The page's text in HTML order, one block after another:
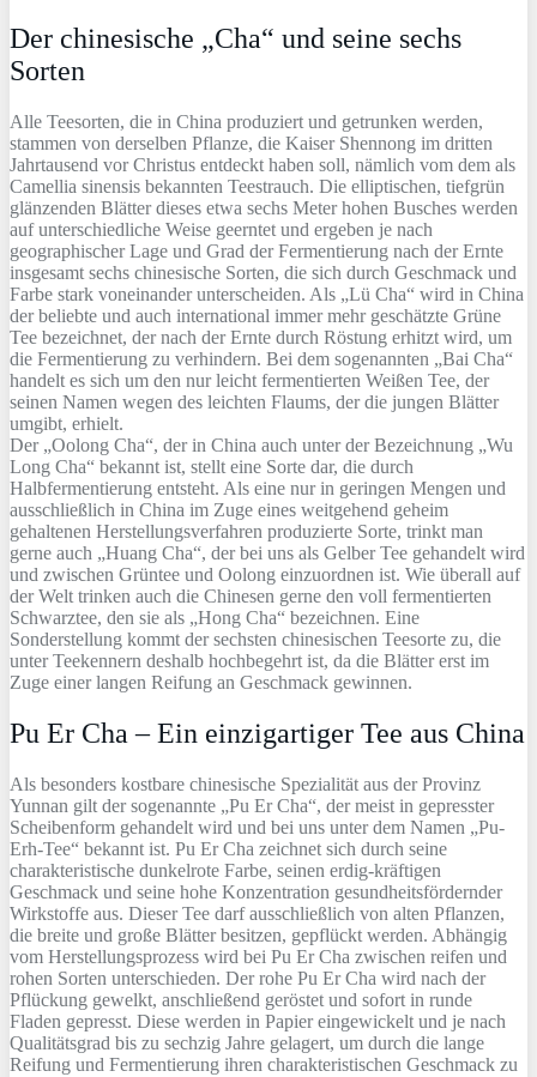
Der chinesische „Cha“ und seine sechs
Sorten
Alle Teesorten, die in China produziert und getrunken werden,
stammen von derselben Pflanze, die Kaiser Shennong im dritten
Jahrtausend vor Christus entdeckt haben soll, nämlich vom dem als
Camellia sinensis bekannten Teestrauch. Die elliptischen, tiefgrün
glänzenden Blätter dieses etwa sechs Meter hohen Busches werden
auf unterschiedliche Weise geerntet und ergeben je nach
geographischer Lage und Grad der Fermentierung nach der Ernte
insgesamt sechs chinesische Sorten, die sich durch Geschmack und
Farbe stark voneinander unterscheiden. Als „Lü Cha“ wird in China
der beliebte und auch international immer mehr geschätzte Grüne
Tee bezeichnet, der nach der Ernte durch Röstung erhitzt wird, um
die Fermentierung zu verhindern. Bei dem sogenannten „Bai Cha“
handelt es sich um den nur leicht fermentierten Weißen Tee, der
seinen Namen wegen des leichten Flaums, der die jungen Blätter
umgibt, erhielt.
Der „Oolong Cha“, der in China auch unter der Bezeichnung „Wu
Long Cha“ bekannt ist, stellt eine Sorte dar, die durch
Halbfermentierung entsteht. Als eine nur in geringen Mengen und
ausschließlich in China im Zuge eines weitgehend geheim
gehaltenen Herstellungsverfahren produzierte Sorte, trinkt man
gerne auch „Huang Cha“, der bei uns als Gelber Tee gehandelt wird
und zwischen Grüntee und Oolong einzuordnen ist. Wie überall auf
der Welt trinken auch die Chinesen gerne den voll fermentierten
Schwarztee, den sie als „Hong Cha“ bezeichnen. Eine
Sonderstellung kommt der sechsten chinesischen Teesorte zu, die
unter Teekennern deshalb hochbegehrt ist, da die Blätter erst im
Zuge einer langen Reifung an Geschmack gewinnen.
Pu Er Cha – Ein einzigartiger Tee aus China
Als besonders kostbare chinesische Spezialität aus der Provinz
Yunnan gilt der sogenannte „Pu Er Cha“, der meist in gepresster
Scheibenform gehandelt wird und bei uns unter dem Namen „Pu-
Erh-Tee“ bekannt ist. Pu Er Cha zeichnet sich durch seine
charakteristische dunkelrote Farbe, seinen erdig-kräftigen
Geschmack und seine hohe Konzentration gesundheitsfördernder
Wirkstoffe aus. Dieser Tee darf ausschließlich von alten Pflanzen,
die breite und große Blätter besitzen, gepflückt werden. Abhängig
vom Herstellungsprozess wird bei Pu Er Cha zwischen reifen und
rohen Sorten unterschieden. Der rohe Pu Er Cha wird nach der
Pflückung gewelkt, anschließend geröstet und sofort in runde
Fladen gepresst. Diese werden in Papier eingewickelt und je nach
Qualitätsgrad bis zu sechzig Jahre gelagert, um durch die lange
Reifung und Fermentierung ihren charakteristischen Geschmack zu